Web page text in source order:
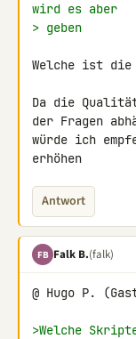
wird es aber
> geben
Welche ist die
Da die
der Fragen
würde ich
erhöhen
Antwort
FB Falk B.(falk)
@ Hugo P.
>Welche